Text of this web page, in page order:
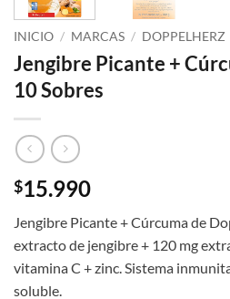
INICIO / MARCAS / DOPPELHERZ
Jengibre Picante +
10 Sobres
$15.990
Jengibre Picante + Cúrcuma de
extracto de jengibre + 120 mg
vitamina C + zinc. Sistema
soluble.